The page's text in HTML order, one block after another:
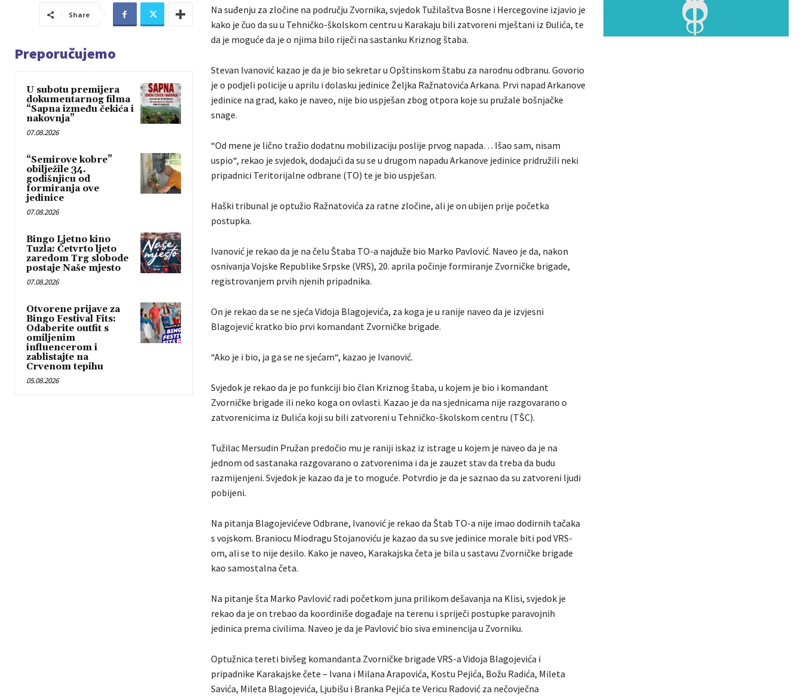
Share
Preporučujemo
U subotu premijera
dokumentarnog filma
“Sapna između čekića i
nakovnja”
07.08.2026
“Semirove kobre”
obilježile 34.
godišnjicu od
formiranja ove
jedinice
07.08.2026
Bingo Ljetno kino
Tuzla: Četvrto ljeto
zaredom Trg slobode
postaje Naše mjesto
07.08.2026
Otvorene prijave za
Bingo Festival Fits:
Odaberite outfit s
omiljenim
influencerom i
zablistajte na
Crvenom tepihu
05.08.2026
Na suđenju za zločine na području Zvornika, svjedok Tužilaštva Bosne i Hercegovine izjavio je
kako je čuo da su u Tehničko-školskom centru u Karakaju bili zatvoreni mještani iz Đulića, te
da je moguće da je o njima bilo riječi na sastanku Kriznog štaba.
Stevan Ivanović kazao je da je bio sekretar u Opštinskom štabu za narodnu odbranu. Govorio
je o podjeli policije u aprilu i dolasku jedinice Željka Ražnatovića Arkana. Prvi napad Arkanove
jedinice na grad, kako je naveo, nije bio uspješan zbog otpora koje su pružale bošnjačke
snage.
“Od mene je lično tražio dodatnu mobilizaciju poslije prvog napada… Išao sam, nisam
uspio“, rekao je svjedok, dodajući da su se u drugom napadu Arkanove jedinice pridružili neki
pripadnici Teritorijalne odbrane (TO) te je bio uspješan.
Haški tribunal je optužio Ražnatovića za ratne zločine, ali je on ubijen prije početka
postupka.
Ivanović je rekao da je na čelu Štaba TO-a najduže bio Marko Pavlović. Naveo je da, nakon
osnivanja Vojske Republike Srpske (VRS), 20. aprila počinje formiranje Zvorničke brigade,
registrovanjem prvih njenih pripadnika.
On je rekao da se ne sjeća Vidoja Blagojevića, za koga je u ranije naveo da je izvjesni
Blagojević kratko bio prvi komandant Zvorničke brigade.
“Ako je i bio, ja ga se ne sjećam“, kazao je Ivanović.
Svjedok je rekao da je po funkciji bio član Kriznog štaba, u kojem je bio i komandant
Zvorničke brigade ili neko koga on ovlasti. Kazao je da na sjednicama nije razgovarano o
zatvorenicima iz Đulića koji su bili zatvoreni u Tehničko-školskom centru (TŠC).
Tužilac Mersudin Pružan predočio mu je raniji iskaz iz istrage u kojem je naveo da je na
jednom od sastanaka razgovarano o zatvorenima i da je zauzet stav da treba da budu
razmijenjeni. Svjedok je kazao da je to moguće. Potvrdio je da je saznao da su zatvoreni ljudi
pobijeni.
Na pitanja Blagojevićeve Odbrane, Ivanović je rekao da Štab TO-a nije imao dodirnih tačaka
s vojskom. Braniocu Miodragu Stojanoviću je kazao da su sve jedinice morale biti pod VRS-
om, ali se to nije desilo. Kako je naveo, Karakajska četa je bila u sastavu Zvorničke brigade
kao samostalna četa.
Na pitanje šta Marko Pavlović radi početkom juna prilikom dešavanja na Klisi, svjedok je
rekao da je on trebao da koordiniše događaje na terenu i spriječi postupke paravojnih
jedinica prema civilima. Naveo je da je Pavlović bio siva eminencija u Zvorniku.
Optužnica tereti bivšeg komandanta Zvorničke brigade VRS-a Vidoja Blagojevića i
pripadnike Karakajske čete – Ivana i Milana Arapovića, Kostu Pejića, Božu Radića, Mileta
Savića, Mileta Blagojevića, Ljubišu i Branka Pejića te Vericu Radović za nečovječna